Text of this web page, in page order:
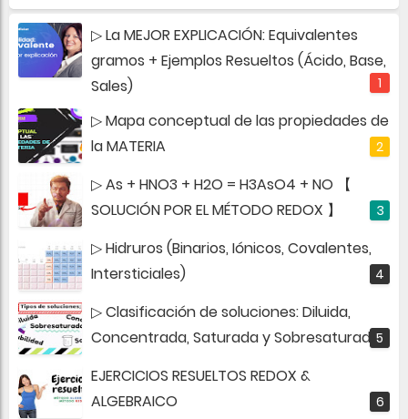
▷ La MEJOR EXPLICACIÓN: Equivalentes
gramos + Ejemplos Resueltos (Ácido, Base,
Sales)
▷ Mapa conceptual de las propiedades de
la MATERIA
▷ As + HNO3 + H2O = H3AsO4 + NO 【
SOLUCIÓN POR EL MÉTODO REDOX 】
▷ Hidruros (Binarios, Iónicos, Covalentes,
Intersticiales)
▷ Clasificación de soluciones: Diluida,
Concentrada, Saturada y Sobresaturada
EJERCICIOS RESUELTOS REDOX &
ALGEBRAICO